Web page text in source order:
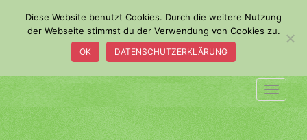
o
m
a
i
Diese Website benutzt Cookies. Durch die weitere Nutzung
der Webseite stimmst du der Verwendung von Cookies zu.
OK DATENSCHUTZERKLÄRUNG